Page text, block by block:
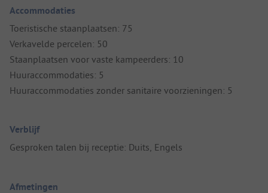
Accommodaties
Toeristische staanplaatsen: 75
Verkavelde percelen: 50
Staanplaatsen voor vaste kampeerders: 10
Huuraccommodaties: 5
Huuraccommodaties zonder sanitaire voorzieningen: 5
Verblijf
Gesproken talen bij receptie: Duits, Engels
Afmetingen